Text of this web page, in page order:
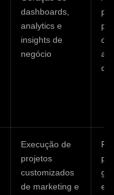
dashboards,
analytics e
insights de
negócio
do
Execução de
projetos
customizados
de marketing e